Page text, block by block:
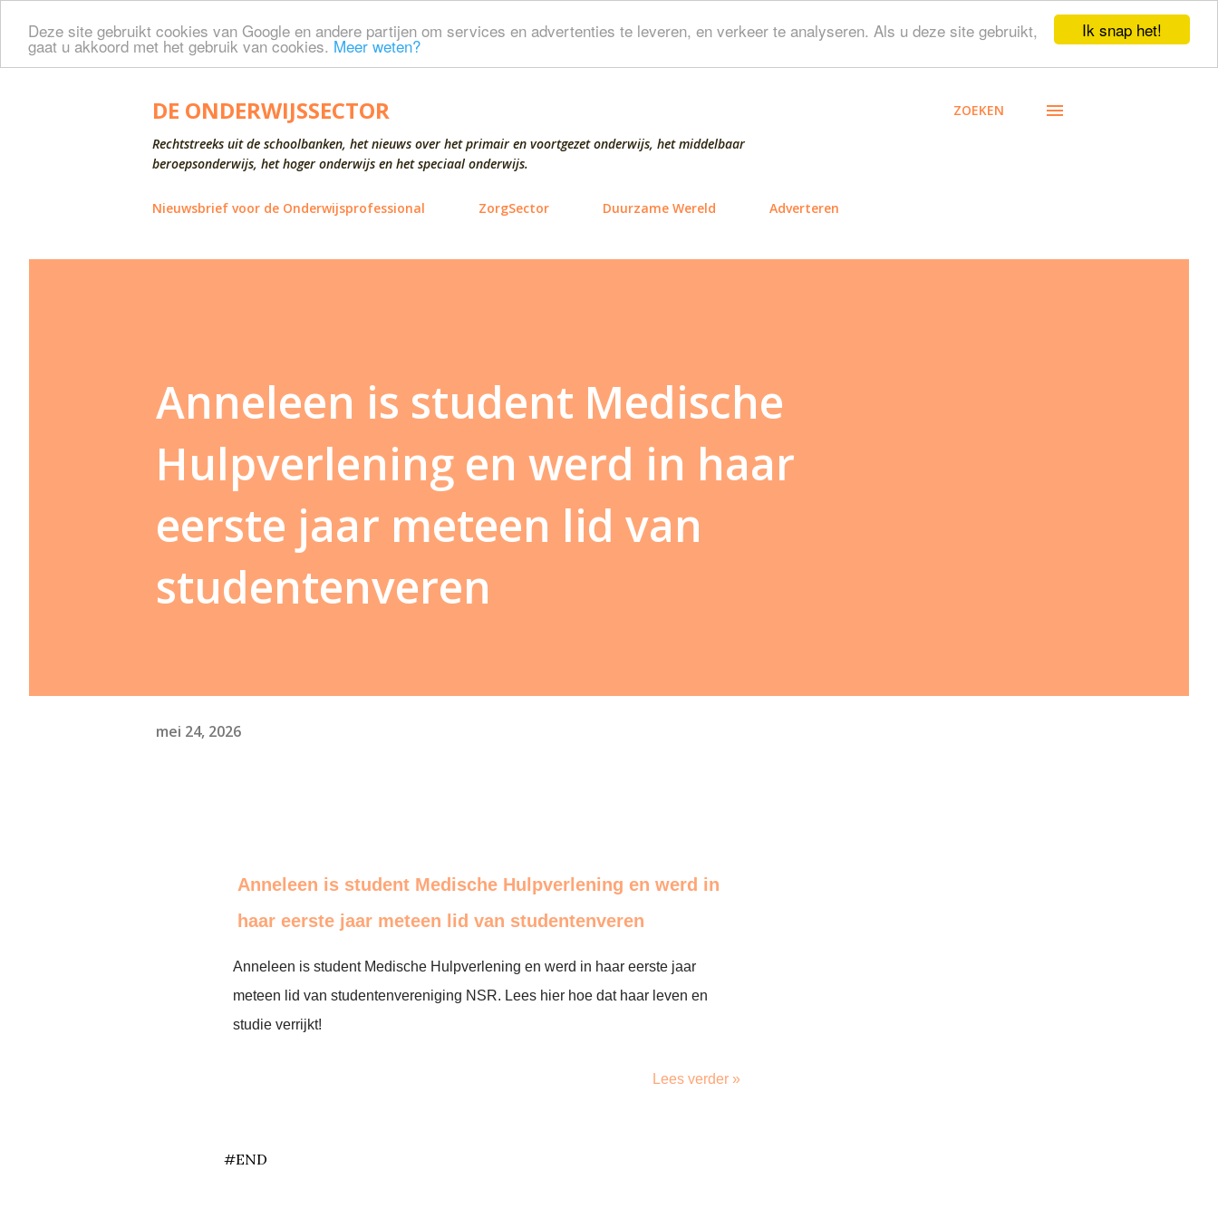
Ik snap het!
Deze site gebruikt cookies van Google en andere partijen om services en advertenties te leveren, en verkeer te analyseren. Als u deze site gebruikt,
gaat u akkoord met het gebruik van cookies. Meer weten?
Doorgaan naar hoofdcontent
DE ONDERWIJSSECTOR
Rechtstreeks uit de schoolbanken, het nieuws over het primair en voortgezet onderwijs, het middelbaar
beroepsonderwijs, het hoger onderwijs en het speciaal onderwijs.
ZOEKEN
Nieuwsbrief voor de Onderwijsprofessional ZorgSector Duurzame Wereld Adverteren
Anneleen is student Medische
Hulpverlening en werd in haar
eerste jaar meteen lid van
studentenveren
mei 24, 2026
Anneleen is student Medische Hulpverlening en werd in
haar eerste jaar meteen lid van studentenveren
Anneleen is student Medische Hulpverlening en werd in haar eerste jaar
meteen lid van studentenvereniging NSR. Lees hier hoe dat haar leven en
studie verrijkt!
Lees verder »
#END